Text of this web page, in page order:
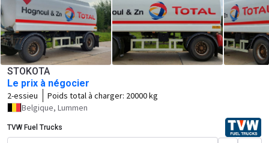
STOKOTA
Le prix à négocier
2-essieu Poids total à charger: 20000 kg
Belgique, Lummen
TVW Fuel Trucks